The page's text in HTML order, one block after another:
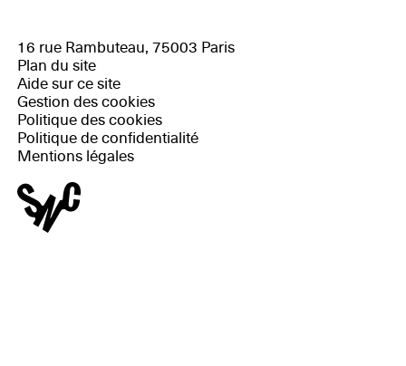
16 rue Rambuteau, 75003 Paris
Plan du site
Aide sur ce site
Gestion des cookies
Politique des cookies
Politique de confidentialité
Mentions légales